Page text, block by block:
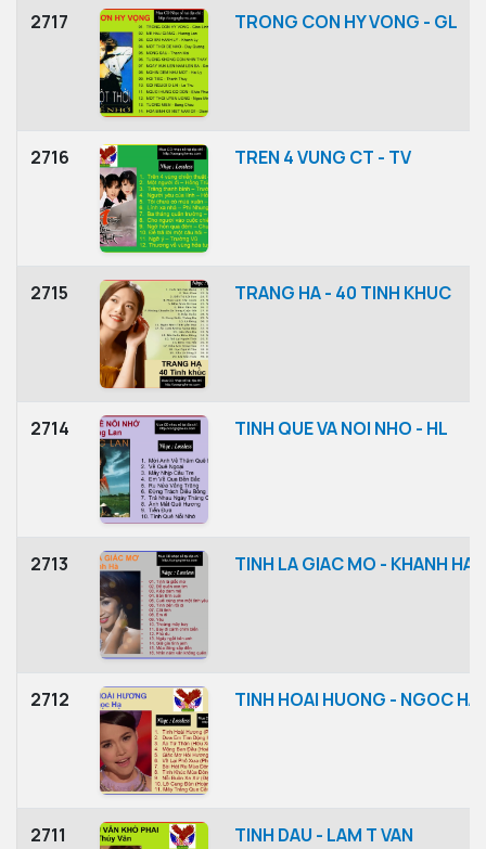
2717 TRONG CON HY VONG - GL
2716 TREN 4 VUNG CT - TV
2715 TRANG HA - 40 TINH KHUC
2714 TINH QUE VA NOI NHO - HL
2713 TINH LA GIAC MO - KHANH HA
2712 TINH HOAI HUONG - NGOC HA
2711 TINH DAU - LAM T VAN